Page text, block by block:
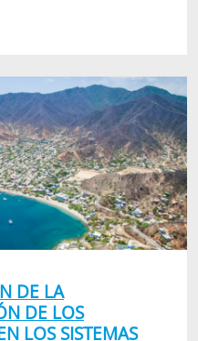
DE LA
DE LOS
LOS SISTEMAS